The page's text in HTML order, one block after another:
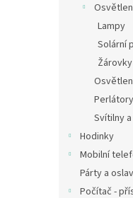
Lampy
Solární
Perlátory
Svítilny
Hodinky
Mobilní
Párty a
Počítač -